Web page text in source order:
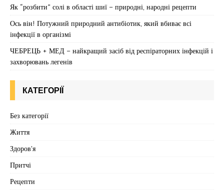
Як “розбити” солі в області шиї – природні, народні рецепти
Ось він! Потужний природний антибіотик, який вбиває всі
інфекції в організмі
ЧЕБРЕЦЬ + МЕД – найкращий засіб від респіраторних інфекцій і
захворювань легенів
КАТЕГОРІЇ
Без категорії
Життя
Здоров'я
Притчі
Рецепти